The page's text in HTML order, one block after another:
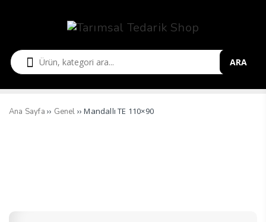
ARA
Ana Sayfa ›› Genel ›› Mandallı TE 110×90